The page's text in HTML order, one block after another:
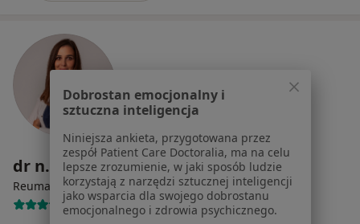
dr n. med. Agata Pękala
Reumatolog, Ultrasonografista ·Więcej
133 opinie
Dobrostan emocjonalny i
sztuczna inteligencja
Niniejsza ankieta, przygotowana przez
zespół Patient Care Doctoralia, ma na celu
lepsze zrozumienie, w jaki sposób ludzie
korzystają z narzędzi sztucznej inteligencji
jako wsparcia dla swojego dobrostanu
emocjonalnego i zdrowia psychicznego.